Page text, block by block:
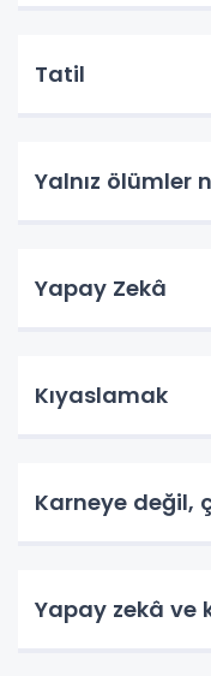
Tatil
Yalnız ölümler
Yapay Zekâ
Kıyaslamak
Karneye değil,
Yapay zekâ ve